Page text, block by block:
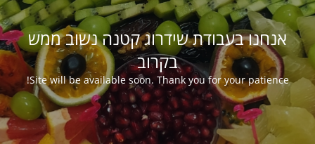
אנחנו בעבודת שידרוג קטנה נשוב ממש
בקרוב
Site will be available soon. Thank you for your patience!